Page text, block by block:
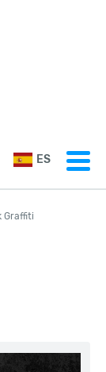
ES
Graffiti